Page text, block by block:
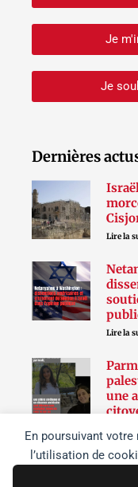
En poursuivant
l’utilisation de
Je
Je
Dernières
Lire la
Lire la
une
juin
Lire la